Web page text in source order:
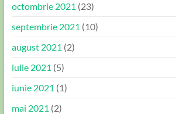
octombrie 2021 (23)
septembrie 2021 (10)
august 2021 (2)
iulie 2021 (5)
iunie 2021 (1)
mai 2021 (2)